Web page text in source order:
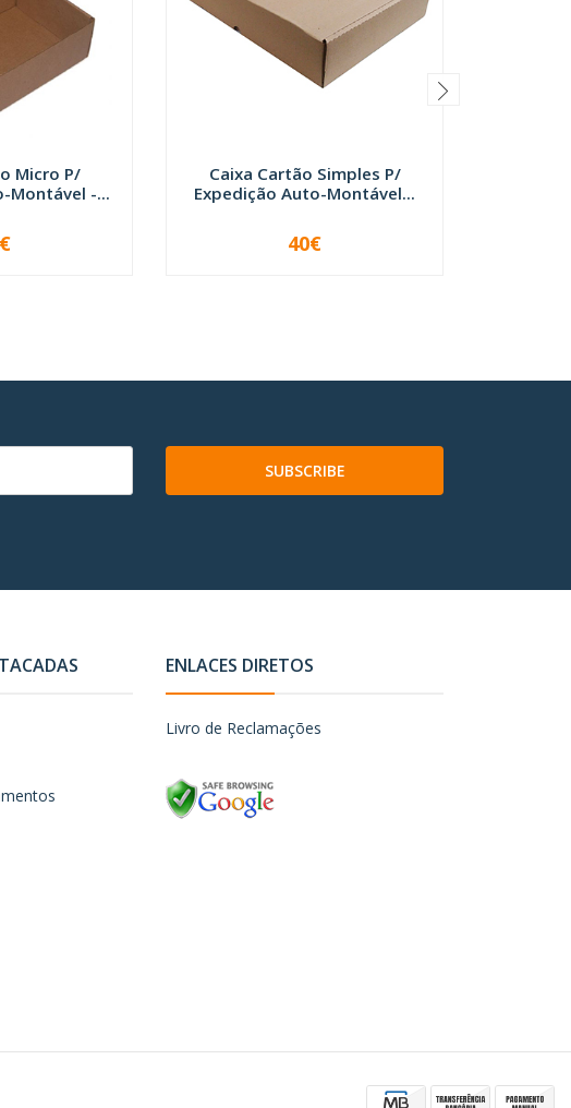
Micro P/
Montável -...
Caixa Cartão Simples P/
Expedição Auto-Montável...
VER OPÇÕES
40€
SUBSCRIBE
ENLACES DIRETOS
Livro de Reclamações